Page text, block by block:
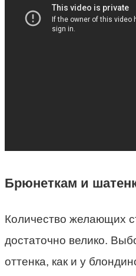
Брюнеткам и
Количество желающих
достаточно велико.
оттенка, как и у